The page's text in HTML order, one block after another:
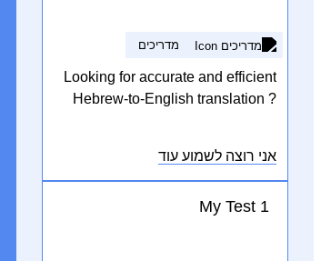
מדריכים
Looking for accurate and efficient
Hebrew-to-English translation ?
between Looking for accurate and
efficient Hebrew-to-English
translation ? This translation tool
אני רוצה לשמוע עוד
My Test 1